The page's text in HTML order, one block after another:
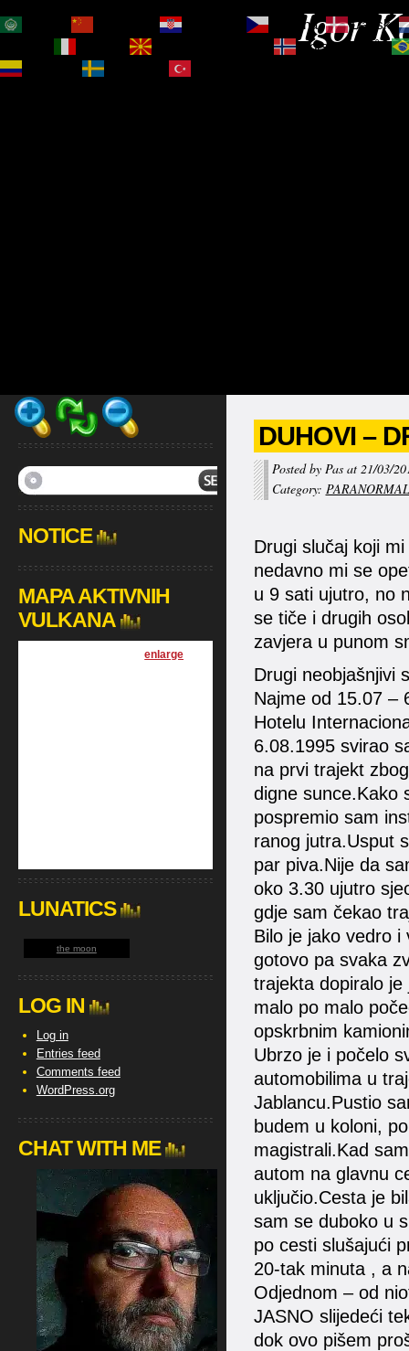
Igor
DUHOVI –
Posted by Pas at 21/03/
Category:
Drugi slučaj koji
nedavno mi se
u 9 sati ujutro, no
se tiče i drugih
zavjera u punom
Drugi neobjašnjivi
Najme od 15.07 –
Hotelu
6.08.1995 svirao
na prvi trajekt
digne sunce.Kako
pospremio sam
ranog jutra.Usput
par piva.Nije da
oko 3.30 ujutro
gdje sam čekao
Bilo je jako vedro
gotovo pa svaka
trajekta dopiralo je
malo po malo
opskrbnim
Ubrzo je i počelo
automobilima u
Jablancu.Pustio
budem u koloni,
magistrali.Kad
autom na glavnu
uključio.Cesta je
sam se duboko u
po cesti slušajući
20-tak minuta , a
Odjednom – od
JASNO slijedeći
dok ovo pišem
NOTICE
MAPA AKTIVNIH
VULKANA
[enlarge
LUNATICS
the moon
LOG IN
Log in
Entries feed
Comments feed
WordPress.org
CHAT WITH ME
Čeština‎
Dansk
Norsk bokmål